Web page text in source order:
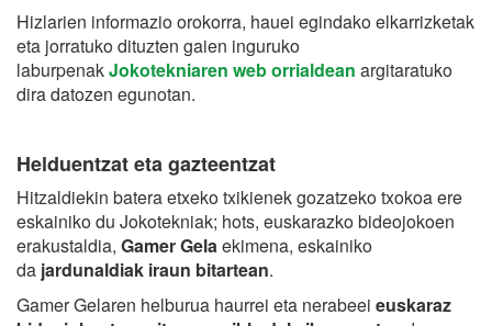
Hizlarien informazio orokorra, hauei egindako elkarrizketak
eta jorratuko dituzten gaien inguruko
laburpenakJokotekniaren web orrialdean argitaratuko
dira datozen egunotan.
Helduentzat eta gazteentzat
Hitzaldiekin batera etxeko txikienek gozatzeko txokoa ere
eskainiko du Jokotekniak; hots, euskarazko bideojokoen
erakustaldia, Gamer Gelaekimena, eskainiko
da jardunaldiak iraun bitartean.
Gamer Gelaren helburua haurrei eta nerabeei euskaraz